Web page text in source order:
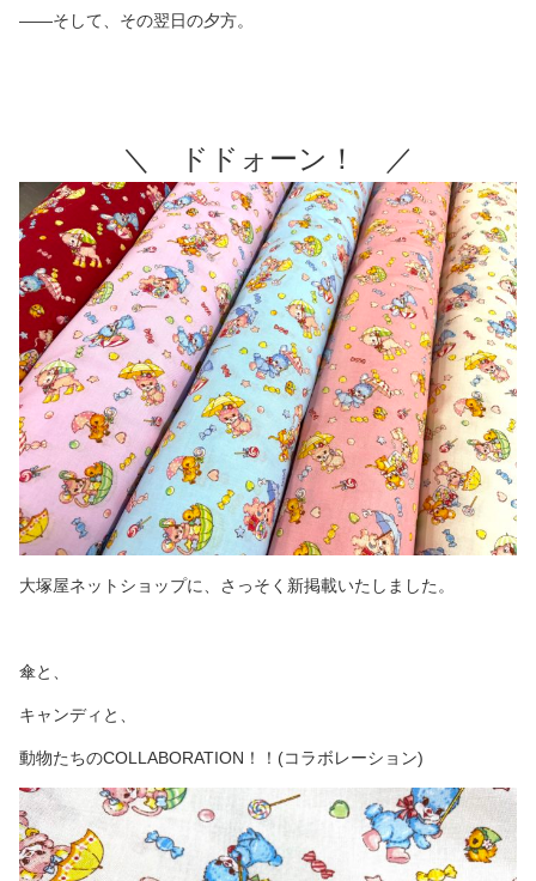
――そして、その翌日の夕方。
＼ ドドォーン！ ／
大塚屋ネットショップに、さっそく新掲載いたしました。
傘と、
キャンディと、
動物たちのCOLLABORATION！！(コラボレーション)